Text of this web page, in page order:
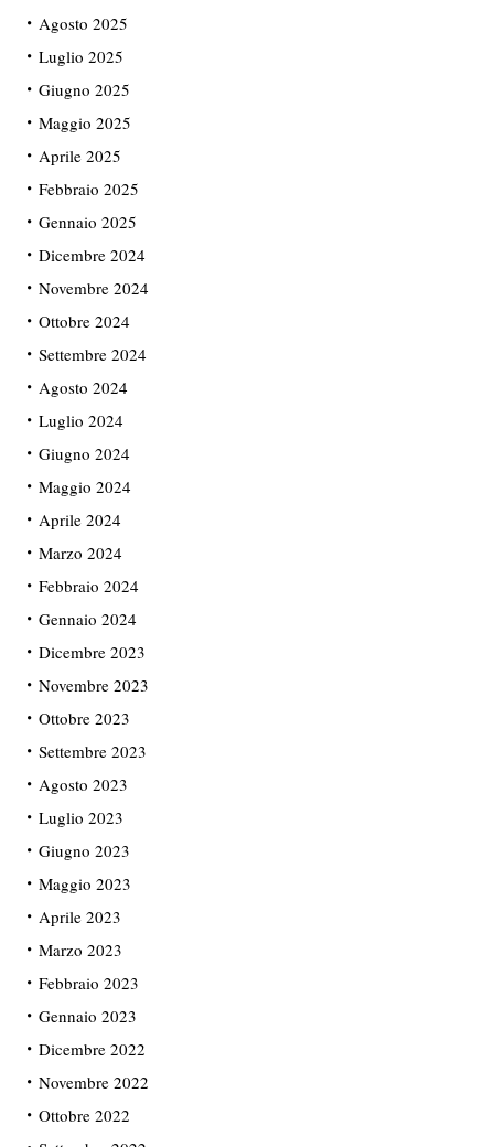
Agosto 2025
Luglio 2025
Giugno 2025
Maggio 2025
Aprile 2025
Febbraio 2025
Gennaio 2025
Dicembre 2024
Novembre 2024
Ottobre 2024
Settembre 2024
Agosto 2024
Luglio 2024
Giugno 2024
Maggio 2024
Aprile 2024
Marzo 2024
Febbraio 2024
Gennaio 2024
Dicembre 2023
Novembre 2023
Ottobre 2023
Settembre 2023
Agosto 2023
Luglio 2023
Giugno 2023
Maggio 2023
Aprile 2023
Marzo 2023
Febbraio 2023
Gennaio 2023
Dicembre 2022
Novembre 2022
Ottobre 2022